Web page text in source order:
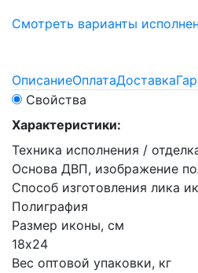
Смотреть варианты
ОписаниеОплатаДоставка
Свойства
Характеристики:
Техника исполнения /
Основа ДВП, изображение
Способ изготовления лика
Полиграфия
Размер иконы, см
18х24
Вес оптовой упаковки, кг